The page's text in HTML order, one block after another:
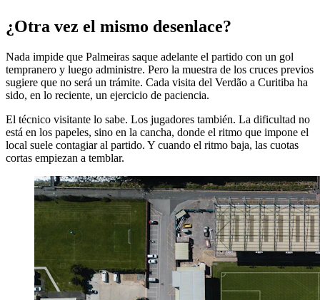
¿Otra vez el mismo desenlace?
Nada impide que Palmeiras saque adelante el partido con un gol
tempranero y luego administre. Pero la muestra de los cruces previos
sugiere que no será un trámite. Cada visita del Verdão a Curitiba ha
sido, en lo reciente, un ejercicio de paciencia.
El técnico visitante lo sabe. Los jugadores también. La dificultad no
está en los papeles, sino en la cancha, donde el ritmo que impone el
local suele contagiar al partido. Y cuando el ritmo baja, las cuotas
cortas empiezan a temblar.